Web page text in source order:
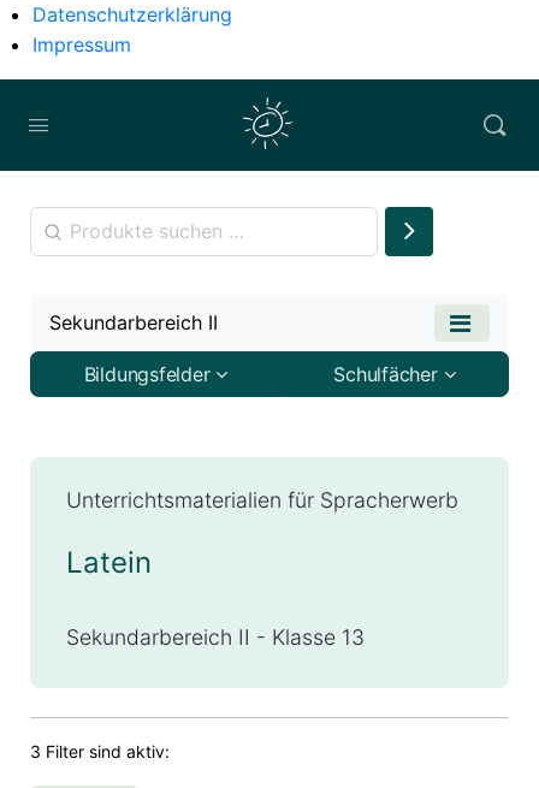
Datenschutzerklärung
Impressum
Unterrichtsmaterialien für Spracherwerb
Latein
Sekundarbereich II - Klasse 13
3 Filter sind aktiv:
Sekundarbereich II
Bildungsfelder Schulfächer